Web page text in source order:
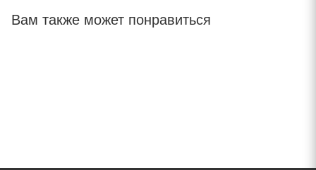
Вам также может понравиться